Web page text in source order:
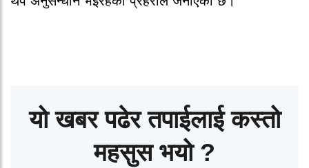
यो खबर पढेर तपाईलाई कस्तो
महसुस भयो ?